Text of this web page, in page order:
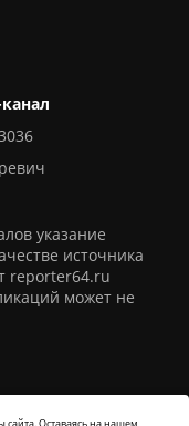
указание
источника
reporter64.ru
может не